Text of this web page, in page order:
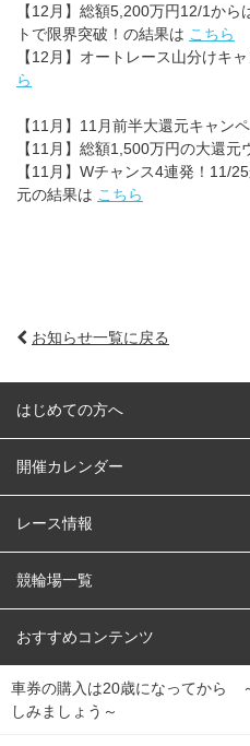
【12月】総額5,200万円12/1か
トで限界突破！の結果は こちら
【12月】オートレース山分けキ
ら
【11月】11月前半大還元キャン
【11月】総額1,500万円の大還元
【11月】Wチャンス4連発！11/
元の結果は こちら
お知らせ一覧に戻る
はじめての方へ
はじめての方へ
開催カレンダー
競輪
オートレース
競輪くじ
Dokanto!
レース情報
レース予想
レース結果
キャリーオーバー一覧
競輪場一覧
北日本 函館競輪場
関
東
弥彦競輪場 前橋競輪場
おすすめコンテンツ
競輪選手情報
車券の購入は20歳になってから
しみましょう～